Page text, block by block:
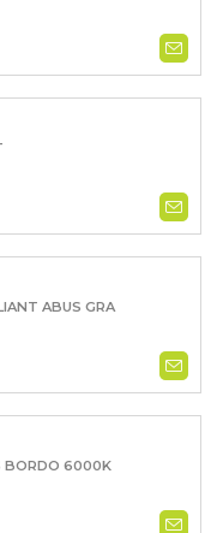
ABUS GRA
BORDO 6000K